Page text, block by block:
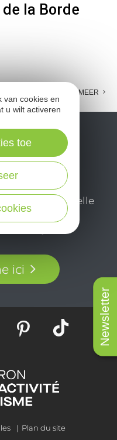
Newsletter
la Borde
MEER
mensuelle
profiter
Aveyron.
ici
Plan du site
van cookies en
u wilt activeren
toe